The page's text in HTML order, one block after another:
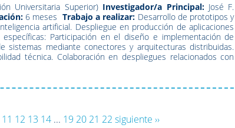
Universitaria Superior) Investigador/a Principal: José F.
6 meses Trabajo a realizar: Desarrollo de prototipos y
artificial. Despliegue en producción de aplicaciones
Participación en el diseño e implementación de
sistemas mediante conectores y arquitecturas distribuidas.
técnica. Colaboración en despliegues relacionados con
11 12 13 14... 19 20 21 22 siguiente ››